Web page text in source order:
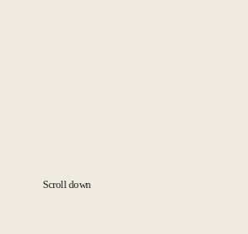
Scroll down